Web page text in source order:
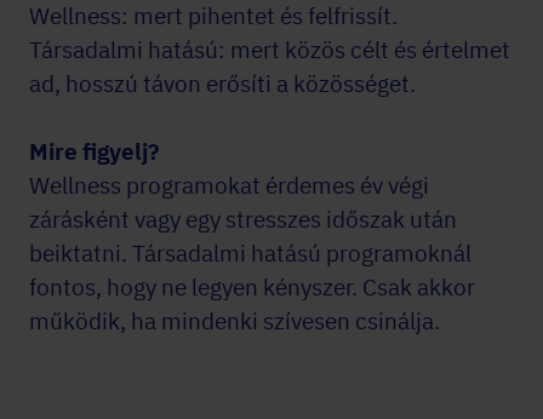
Wellness: mert pihentet és felfrissít.
Társadalmi hatású: mert közös célt és értelmet
ad, hosszú távon erősíti a közösséget.
Mire figyelj?
Wellness programokat érdemes év végi
zárásként vagy egy stresszes időszak után
beiktatni. Társadalmi hatású programoknál
fontos, hogy ne legyen kényszer. Csak akkor
működik, ha mindenki szívesen csinálja.